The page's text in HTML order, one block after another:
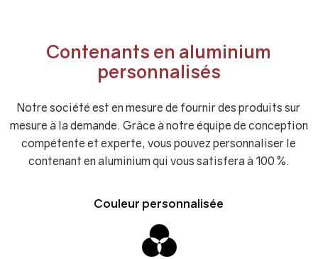
Contenants en aluminium
personnalisés
Notre société est en mesure de fournir des produits sur
mesure à la demande. Grâce à notre équipe de conception
compétente et experte, vous pouvez personnaliser le
contenant en aluminium qui vous satisfera à 100 %.
Couleur personnalisée